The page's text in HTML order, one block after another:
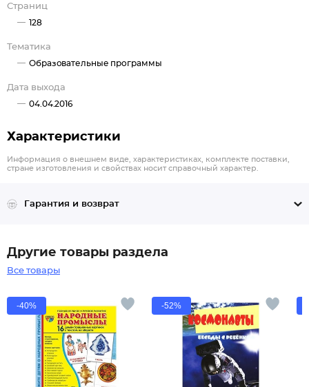
Страниц
128
Тематика
Образовательные программы
Дата выхода
04.04.2016
Характеристики
Информация о внешнем виде, характеристиках, комплекте поставки,
стране изготовления и свойствах носит справочный характер.
Гарантия и возврат
Другие товары раздела
Все товары
-40% -52%